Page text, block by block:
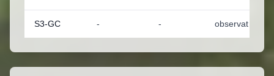
S3-GC - - observat